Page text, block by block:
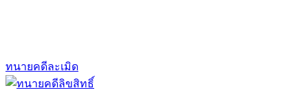
ทนายคดีละเมิด